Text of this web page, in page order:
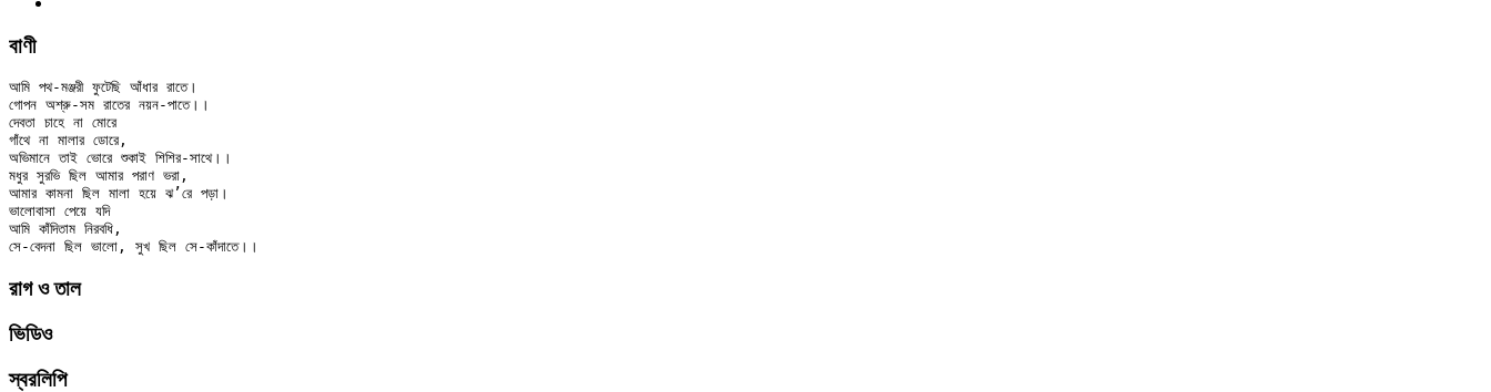
বাণী
আমি পথ-মঞ্জরী ফুটেছি আঁধার রাতে।
গোপন অশ্রু-সম রাতের নয়ন-পাতে।।
দেবতা চাহে না মোরে
গাঁথে না মালার ডোরে,
অভিমানে তাই ভোরে শুকাই শিশির-সাথে।।
মধুর সুরভি ছিল আমার পরাণ ভরা,
আমার কামনা ছিল মালা হয়ে ঝ’রে পড়া।
ভালোবাসা পেয়ে যদি
আমি কাঁদিতাম নিরবধি,
রাগ ও তাল
ভিডিও
স্বরলিপি